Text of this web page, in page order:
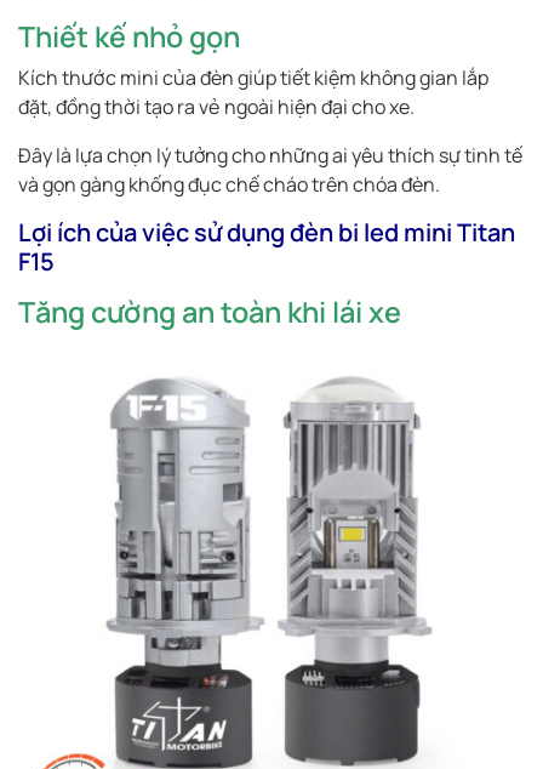
Thiết kế nhỏ gọn
Kích thước mini của đèn giúp tiết kiệm không gian lắp
đặt, đồng thời tạo ra vẻ ngoài hiện đại cho xe.
Đây là lựa chọn lý tưởng cho những ai yêu thích sự tinh tế
và gọn gàng khống đục chế cháo trên chóa đèn.
Lợi ích của việc sử dụng đèn bi led mini Titan
F15
Tăng cường an toàn khi lái xe